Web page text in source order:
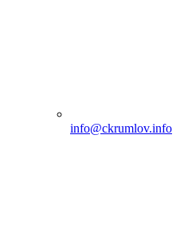
info@ckrumlov.info